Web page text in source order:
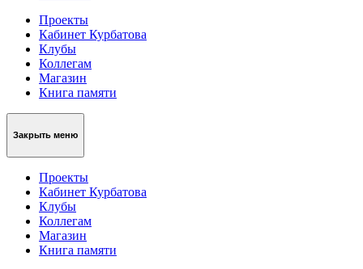
Проекты
Кабинет Курбатова
Клубы
Коллегам
Магазин
Книга памяти
Закрыть меню
Проекты
Кабинет Курбатова
Клубы
Коллегам
Магазин
Книга памяти